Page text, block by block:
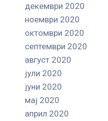
декември 2020
ноември 2020
октомври 2020
септември 2020
август 2020
јули 2020
јуни 2020
мај 2020
април 2020